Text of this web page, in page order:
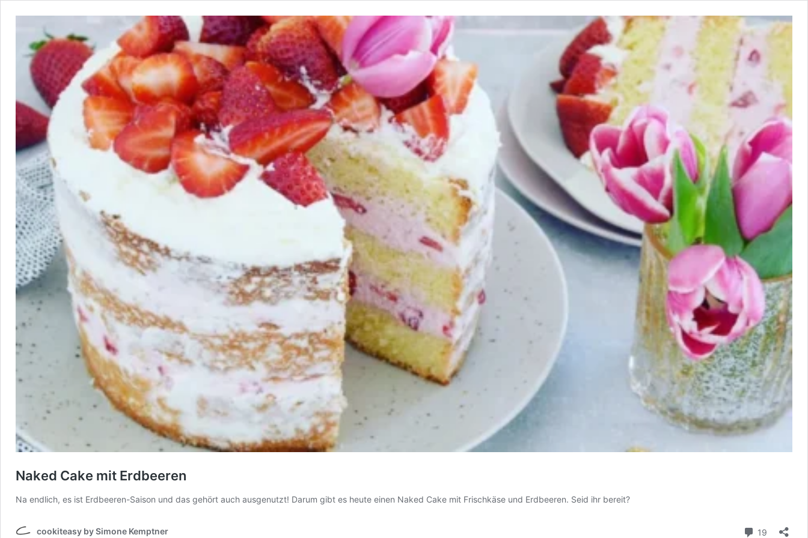
Naked Cake mit Erdbeeren
Na endlich, es ist Erdbeeren-Saison und das gehört auch ausgenutzt! Darum gibt es heute einen Naked Cake mit Frischkäse und Erdbeeren. Seid ihr bereit?
cookiteasy by Simone Kemptner 19